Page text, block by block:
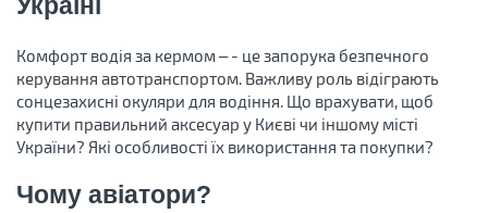
Україні
Комфорт водія за кермом – - це запорука безпечного
керування автотранспортом. Важливу роль відіграють
сонцезахисні окуляри для водіння. Що врахувати, щоб
купити правильний аксесуар у Києві чи іншому місті
України? Які особливості їх використання та покупки?
Чому авіатори?